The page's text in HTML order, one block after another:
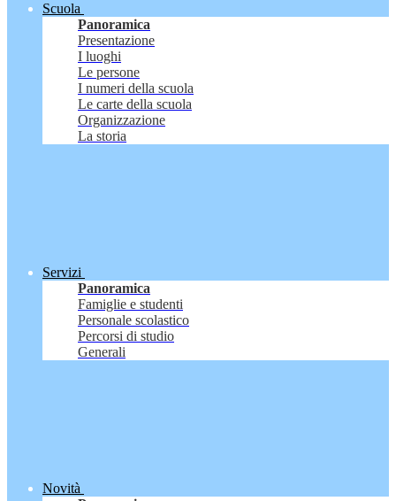
Scuola
Panoramica
Presentazione
I luoghi
Le persone
I numeri della scuola
Le carte della scuola
Organizzazione
La storia
Servizi
Panoramica
Famiglie e studenti
Personale scolastico
Percorsi di studio
Generali
Novità